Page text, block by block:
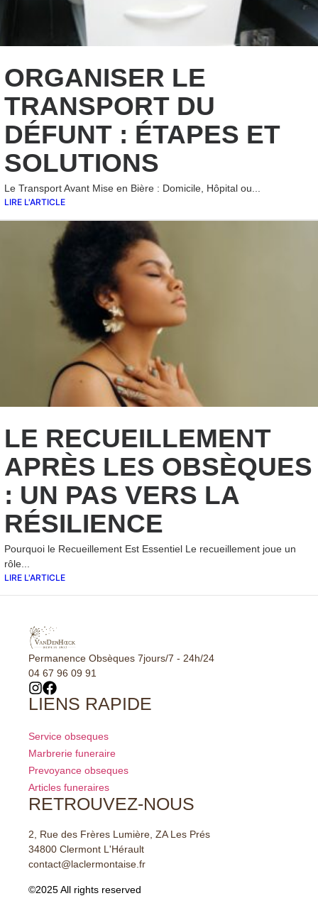
ORGANISER LE
TRANSPORT DU
DÉFUNT : ÉTAPES ET
SOLUTIONS
Le Transport Avant Mise en Bière : Domicile, Hôpital ou...
LIRE L'ARTICLE
LE RECUEILLEMENT
APRÈS LES OBSÈQUES
: UN PAS VERS LA
RÉSILIENCE
Pourquoi le Recueillement Est Essentiel Le recueillement joue un
rôle...
LIRE L'ARTICLE
Permanence Obsèques 7jours/7 - 24h/24
04 67 96 09 91
LIENS RAPIDE
Service obseques
Marbrerie funeraire
Prevoyance obseques
Articles funeraires
RETROUVEZ-NOUS
2, Rue des Frères Lumière, ZA Les Prés
34800 Clermont L'Hérault
contact@laclermontaise.fr
©2025 All rights reserved